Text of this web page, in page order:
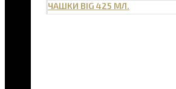
ЧАШКИ BIG 425 МЛ.